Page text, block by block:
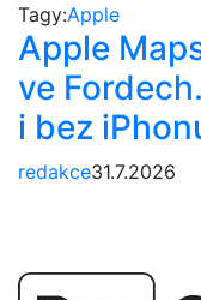
Tagy:Apple
Apple
ve
i bez
redakce31.7.2026